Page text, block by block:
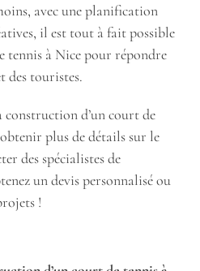
avec une planification
il est tout à fait possible
tennis à Nice pour répondre
des touristes.
construction d’un court de
plus de détails sur le
des spécialistes de
un devis personnalisé ou
!